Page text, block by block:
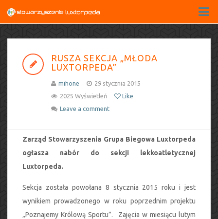
RUSZA SEKCJA „MŁODA
LUXTORPEDA”
mihone
29 stycznia 2015
2025 Wyświetleń
Like
Leave a comment
Zarząd Stowarzyszenia Grupa Biegowa Luxtorpeda
ogłasza nabór do sekcji lekkoatletycznej
Luxtorpeda.
Sekcja została powołana 8 stycznia 2015 roku i jest
wynikiem prowadzonego w roku poprzednim projektu
„Poznajemy Królową Sportu”. Zajęcia w miesiącu lutym